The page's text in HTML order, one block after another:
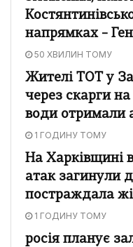
напрямках –
50 ХВИЛИН ТОМУ
Жителі ТОТ у
через скарги на
води отримали
1 ГОДИНУ ТОМУ
На Харківщині
атак загинули
постраждала
1 ГОДИНУ ТОМУ
росія планує